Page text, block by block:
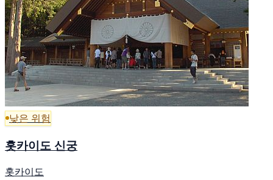
낮은 위험
홋카이도 신궁
홋카이도